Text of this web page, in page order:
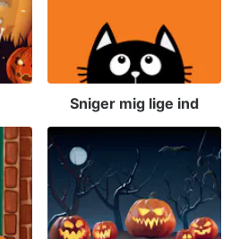
Sniger mig lige ind